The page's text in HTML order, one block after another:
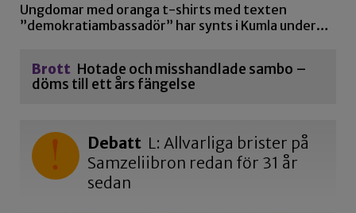
Ungdomar med oranga t-shirts med texten
”demokratiambassadör” har synts i Kumla under…
Brott Hotade och misshandlade sambo –
döms till ett års fängelse
Debatt L: Allvarliga brister på
Samzeliibron redan för 31 år
sedan